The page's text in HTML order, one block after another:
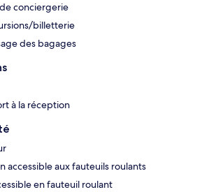
conciergerie
billetterie
des bagages
à la réception
accessible aux fauteuils roulants
en fauteuil roulant